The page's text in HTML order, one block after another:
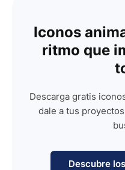
Iconos
ritmo que
Descarga gratis
dale a tus
Descubre